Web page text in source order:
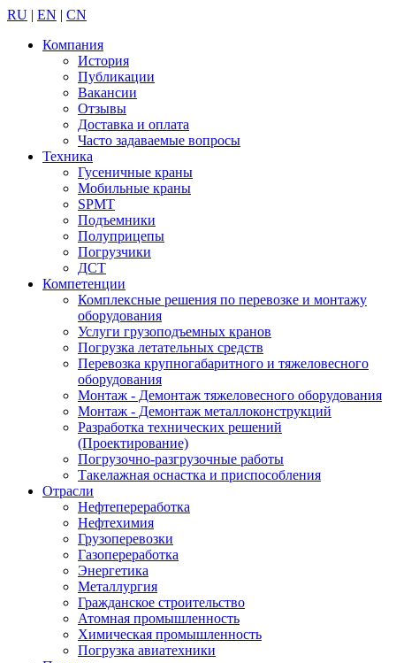
RU | EN | CN
Компания
История
Публикации
Вакансии
Отзывы
Доставка и оплата
Часто задаваемые вопросы
Техника
Гусеничные краны
Мобильные краны
SPMT
Подъемники
Полуприцепы
Погрузчики
ДСТ
Компетенции
Комплексные решения по перевозке и монтажу
оборудования
Услуги грузоподъемных кранов
Погрузка летательных средств
Перевозка крупногабаритного и тяжеловесного
оборудования
Монтаж - Демонтаж тяжеловесного оборудования
Монтаж - Демонтаж металлоконструкций
Разработка технических решений
(Проектирование)
Погрузочно-разгрузочные работы
Такелажная оснастка и приспособления
Отрасли
Нефтепереработка
Нефтехимия
Грузоперевозки
Газопереработка
Энергетика
Металлургия
Гражданское строительство
Атомная промышленность
Химическая промышленность
Погрузка авиатехники